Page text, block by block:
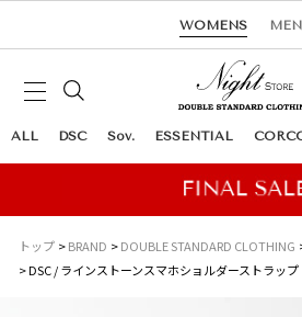
WOMENS
ALL DSC Sov. ESSENTIAL
トップ BRAND DOUBLE STANDARD CLOTHING
DSC / ラインストーンスマホショルダーストラップ